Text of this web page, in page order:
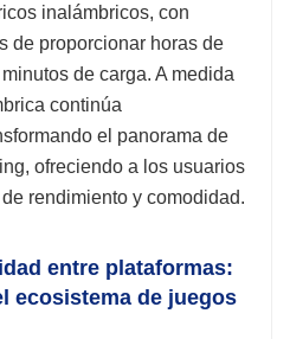
inalámbricos, con
de proporcionar horas de
de carga. A medida
continúa
el panorama de
ofreciendo a los usuarios
rendimiento y comodidad.
entre plataformas:
ecosistema de juegos